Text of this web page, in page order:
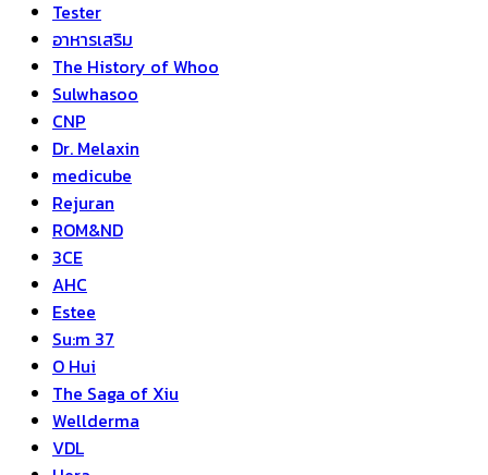
Tester
อาหารเสริม
The History of Whoo
Sulwhasoo
CNP
Dr. Melaxin
medicube
Rejuran
ROM&ND
3CE
AHC
Estee
Su:m 37
O Hui
The Saga of Xiu
Wellderma
VDL